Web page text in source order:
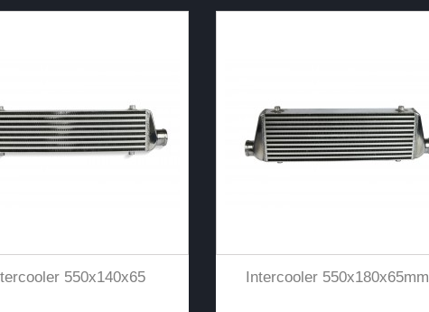
550x140x65 Intercooler 550x180x65mm